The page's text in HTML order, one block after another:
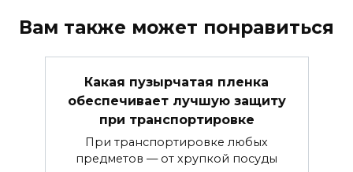
Вам также может понравиться
Какая пузырчатая пленка
обеспечивает лучшую защиту
при транспортировке
При транспортировке любых
предметов — от хрупкой посуды